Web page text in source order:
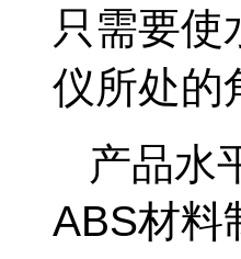
只需要使
仪所处的
产品水
ABS材料